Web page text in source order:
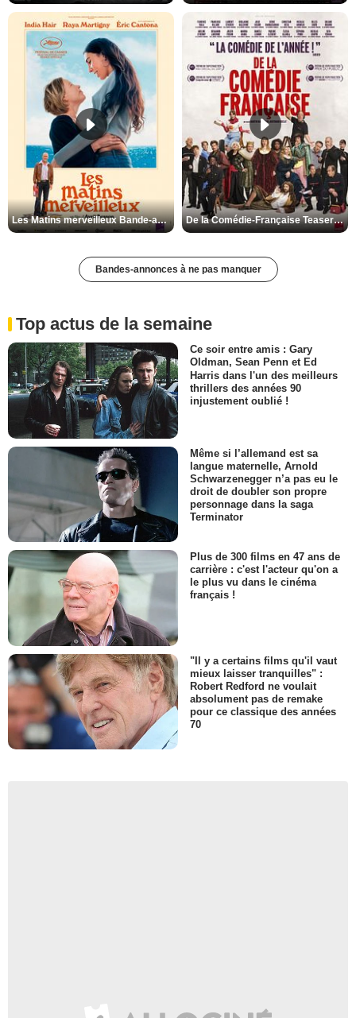
Les Matins merveilleux Bande-annonce VF De la Comédie-Française Teaser VF
Bandes-annonces à ne pas manquer
Top actus de la semaine
Ce soir entre amis : Gary
Oldman, Sean Penn et Ed
Harris dans l'un des meilleurs
thrillers des années 90
injustement oublié !
Même si l’allemand est sa
langue maternelle, Arnold
Schwarzenegger n’a pas eu le
droit de doubler son propre
personnage dans la saga
Terminator
Plus de 300 films en 47 ans de
carrière : c'est l'acteur qu'on a
le plus vu dans le cinéma
français !
"Il y a certains films qu'il vaut
mieux laisser tranquilles" :
Robert Redford ne voulait
absolument pas de remake
pour ce classique des années
70